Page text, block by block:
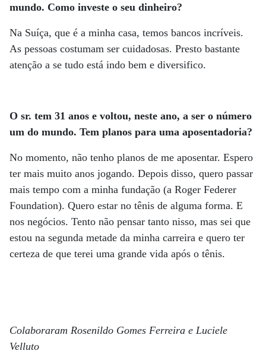
mundo. Como investe o seu dinheiro?
Na Suíça, que é a minha casa, temos bancos incríveis.
As pessoas costumam ser cuidadosas. Presto bastante
atenção a se tudo está indo bem e diversifico.
O sr. tem 31 anos e voltou, neste ano, a ser o número
um do mundo. Tem planos para uma aposentadoria?
No momento, não tenho planos de me aposentar. Espero
ter mais muito anos jogando. Depois disso, quero passar
mais tempo com a minha fundação (a Roger Federer
Foundation). Quero estar no tênis de alguma forma. E
nos negócios. Tento não pensar tanto nisso, mas sei que
estou na segunda metade da minha carreira e quero ter
certeza de que terei uma grande vida após o tênis.
Colaboraram Rosenildo Gomes Ferreira e Luciele
Velluto